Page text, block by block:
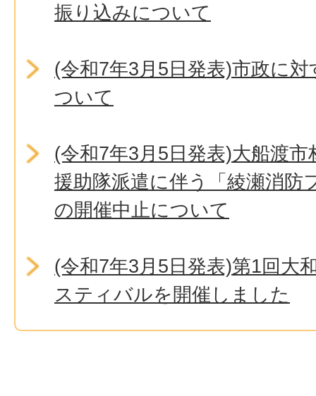
振り込みについて
(令和7年3月5日発表)市政に
ついて
(令和7年3月5日発表)大船渡
援助隊派遣に伴う「綾瀬消防
の開催中止について
(令和7年3月5日発表)第1回大
スティバルを開催しました